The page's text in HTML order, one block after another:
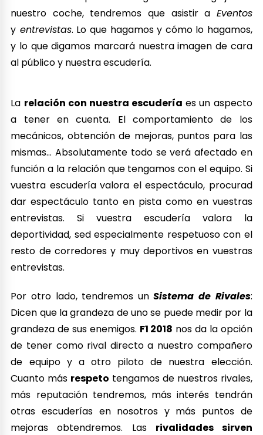
nuestro coche, tendremos que asistir a Eventos
y entrevistas. Lo que hagamos y cómo lo hagamos,
y lo que digamos marcará nuestra imagen de cara
al público y nuestra escudería.
La relación con nuestra escudería es un aspecto
a tener en cuenta. El comportamiento de los
mecánicos, obtención de mejoras, puntos para las
mismas… Absolutamente todo se verá afectado en
función a la relación que tengamos con el equipo. Si
vuestra escudería valora el espectáculo, procurad
dar espectáculo tanto en pista como en vuestras
entrevistas. Si vuestra escudería valora la
deportividad, sed especialmente respetuoso con el
resto de corredores y muy deportivos en vuestras
entrevistas.
Por otro lado, tendremos unSistema de Rivales:
Dicen que la grandeza de uno se puede medir por la
grandeza de sus enemigos. F1 2018 nos da la opción
de tener como rival directo a nuestro compañero
de equipo y a otro piloto de nuestra elección.
Cuanto más respeto tengamos de nuestros rivales,
más reputación tendremos, más interés tendrán
otras escuderías en nosotros y más puntos de
mejoras obtendremos. Las rivalidades sirven